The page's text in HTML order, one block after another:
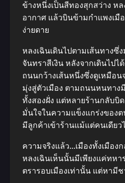
ข้างหนึ่งเป็นสีทองสุกสว่าง ห
อากาศ แล้วบินข้ามกําแพงเมื
ง่ายดาย
หลงเฉินเดินไปตามเส้นทางซึ่
จันทราสีเงิน หลังจากเดินไปไ
ถนนกว้างเส้นหนึ่งซึ่งดูเหมือ
มุ่งสู่ตัวเมือง ตามถนนหนทาง
ทั้งสองฝั่ง แต่หลายร้านกลับบิ
มั่นใจในความแข็งแกร่งของ
มีลูกค้าเข้าร้านแม้แต่คนเดียว
ความจริงแล้ว…เมืองทั้งเมือง
หลงเฉินเห็นนั้นมีเพียงแค่ทหา
ตรารอบเมืองเท่านั้น แต่หามี